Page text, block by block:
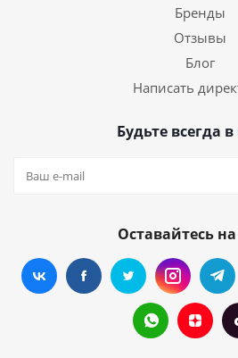
Бренды
Отзывы
Блог
Написать
Будьте всегда в
Оставайтесь